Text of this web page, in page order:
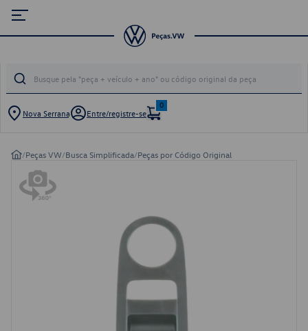
Nova Serrana Entre/registre-se
0
/Peças VW/Busca Simplificada/Peças por Código Original